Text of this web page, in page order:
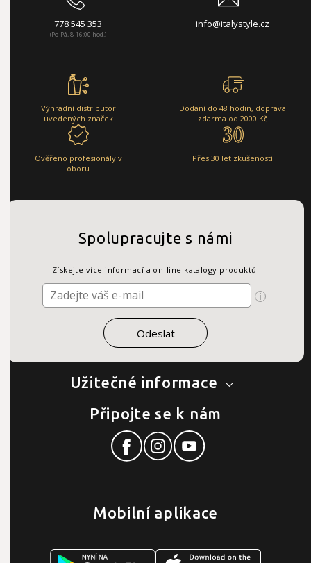
778 545 353
(Po-Pá, 8-16:00 hod.)
info@italystyle.cz
Výhradní distributor
uvedených značek
Dodání do 48 hodin, doprava
zdarma od 2000 Kč
Ověřeno profesionály v
oboru
Přes 30 let zkušeností
Užitečné informace
Spolupracujte s námi
Získejte více informací a on-line katalogy produktů.
Mobilní aplikace
Připojte se k nám